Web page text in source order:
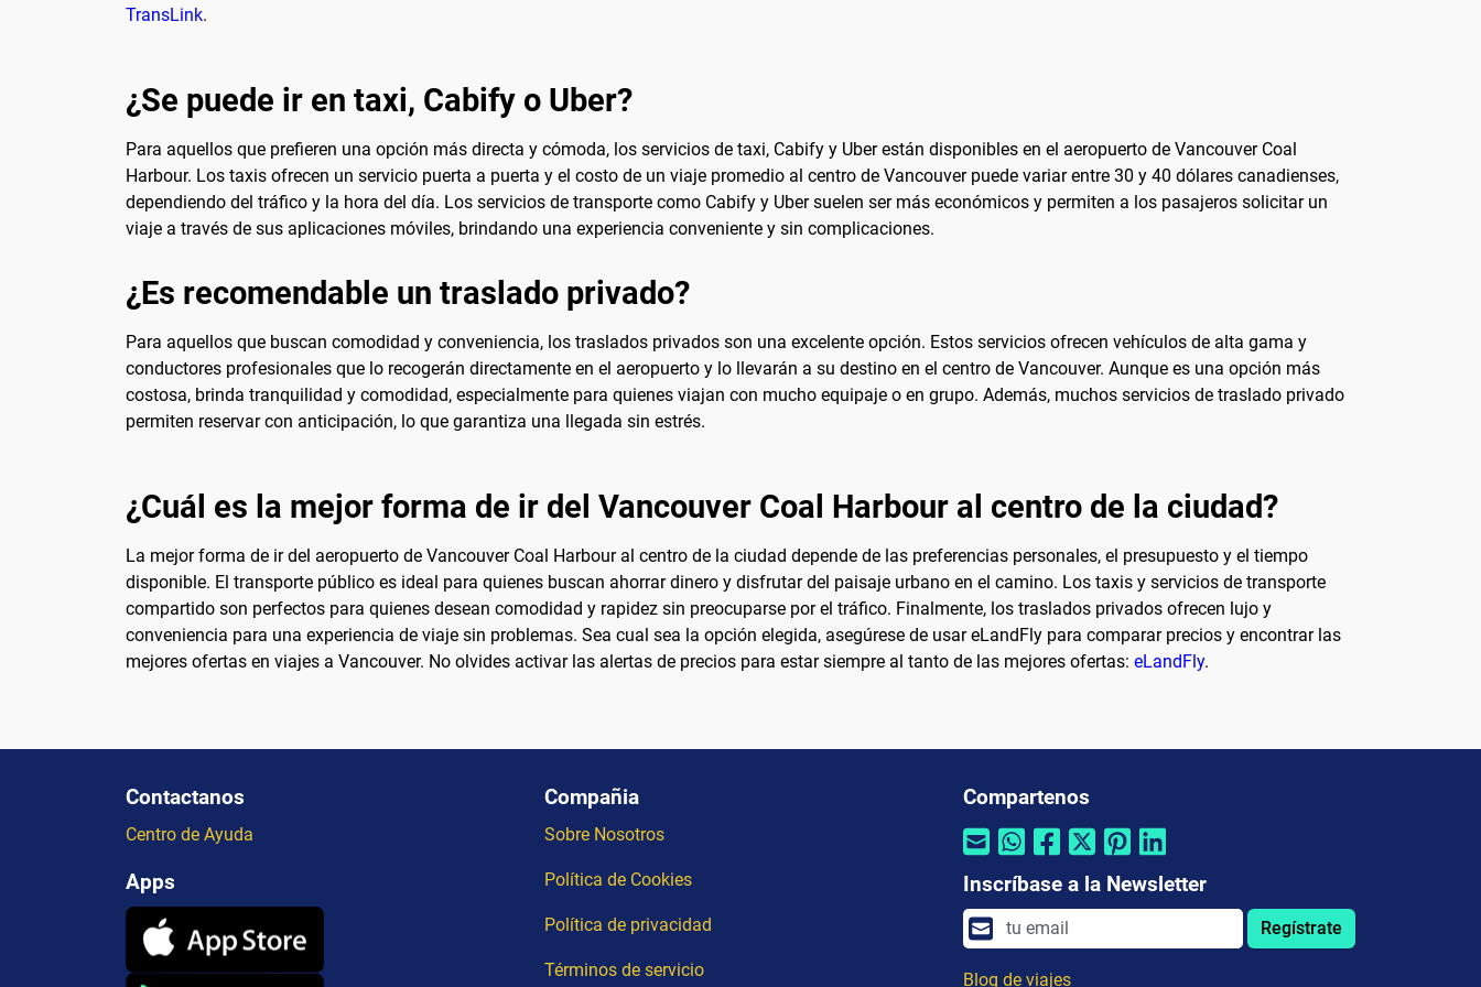
TransLink.
¿Se puede ir en taxi, Cabify o Uber?
Para aquellos que prefieren una opción más directa y cómoda, los servicios de taxi, Cabify y Uber están disponibles en el aeropuerto de Vancouver Coal
Harbour. Los taxis ofrecen un servicio puerta a puerta y el costo de un viaje promedio al centro de Vancouver puede variar entre 30 y 40 dólares canadienses,
dependiendo del tráfico y la hora del día. Los servicios de transporte como Cabify y Uber suelen ser más económicos y permiten a los pasajeros solicitar un
viaje a través de sus aplicaciones móviles, brindando una experiencia conveniente y sin complicaciones.
¿Es recomendable un traslado privado?
Para aquellos que buscan comodidad y conveniencia, los traslados privados son una excelente opción. Estos servicios ofrecen vehículos de alta gama y
conductores profesionales que lo recogerán directamente en el aeropuerto y lo llevarán a su destino en el centro de Vancouver. Aunque es una opción más
costosa, brinda tranquilidad y comodidad, especialmente para quienes viajan con mucho equipaje o en grupo. Además, muchos servicios de traslado privado
permiten reservar con anticipación, lo que garantiza una llegada sin estrés.
¿Cuál es la mejor forma de ir del Vancouver Coal Harbour al centro de la ciudad?
La mejor forma de ir del aeropuerto de Vancouver Coal Harbour al centro de la ciudad depende de las preferencias personales, el presupuesto y el tiempo
disponible. El transporte público es ideal para quienes buscan ahorrar dinero y disfrutar del paisaje urbano en el camino. Los taxis y servicios de transporte
compartido son perfectos para quienes desean comodidad y rapidez sin preocuparse por el tráfico. Finalmente, los traslados privados ofrecen lujo y
conveniencia para una experiencia de viaje sin problemas. Sea cual sea la opción elegida, asegúrese de usar eLandFly para comparar precios y encontrar las
mejores ofertas en viajes a Vancouver. No olvides activar las alertas de precios para estar siempre al tanto de las mejores ofertas: eLandFly.
Contactanos
Centro de Ayuda
Apps
Compañia
Sobre Nosotros
Política de Cookies
Política de privacidad
Términos de servicio
Compartenos
Inscríbase a la Newsletter
Regístrate
Blog de viajes